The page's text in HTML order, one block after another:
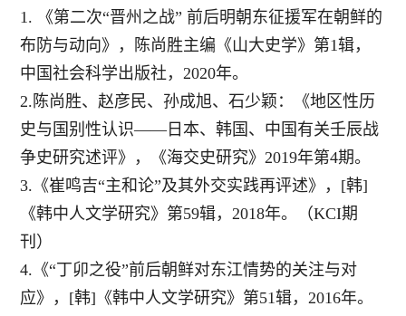
1.
《第二次“晋州之战” 前后明朝东征援军在朝鲜的
布防与动向》，陈尚胜主编《山大史学》第1辑，
中国社会科学出版社，2020年。
2.陈尚胜、赵彦民、孙成旭、石少颖：《地区性历
史与国别性认识——日本、韩国、中国有关壬辰战
争史研究述评》，《海交史研究》2019年第4期。
3.《崔鸣吉“主和论”及其外交实践再评述》，[韩]
《韩中人文学研究》 第59辑，2018年。（KCI期
刊）
4.《“丁卯之役”前后朝鲜对东江情势的关注与对
应》，[韩]《韩中人文学研究》 第51辑，2016年。